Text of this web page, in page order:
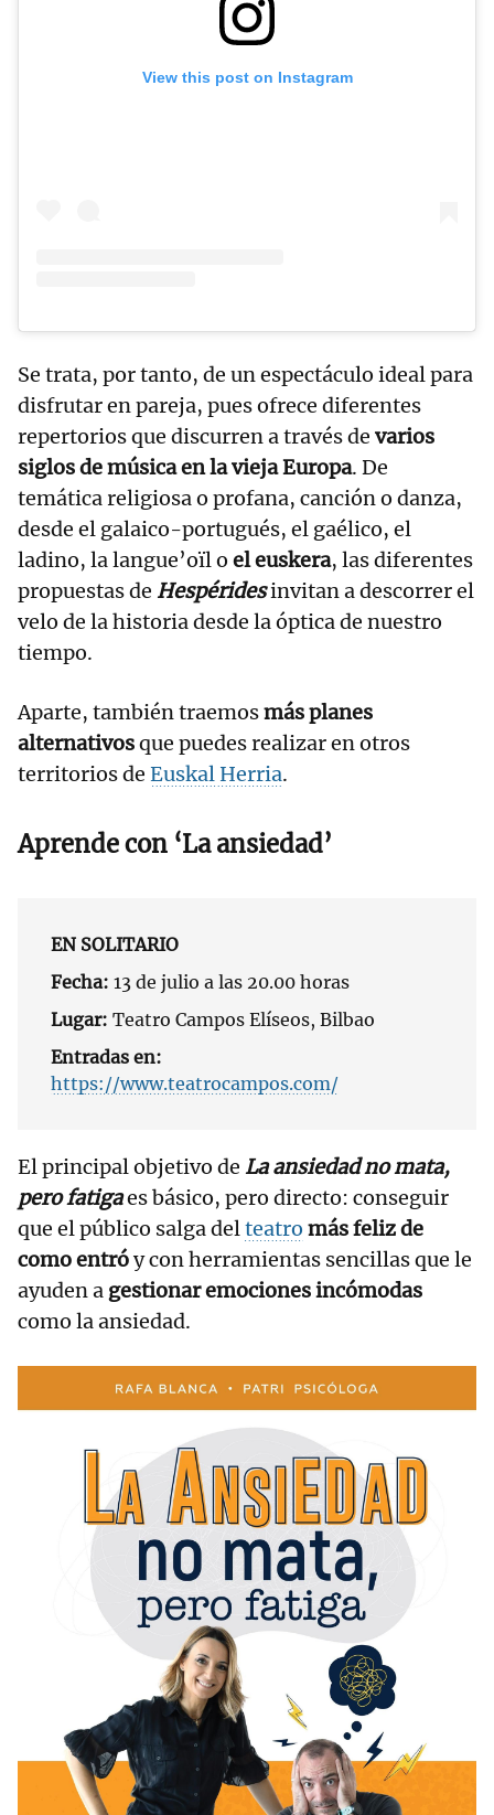
View this post on Instagram
Se trata, por tanto, de un espectáculo ideal para
disfrutar en pareja, pues ofrece diferentes
repertorios que discurren a través de varios
siglos de música en la vieja Europa. De
temática religiosa o profana, canción o danza,
desde el galaico-portugués, el gaélico, el
ladino, la langue’oïl o el euskera, las diferentes
propuestas de Hespéridesinvitan a descorrer el
velo de la historia desde la óptica de nuestro
tiempo.
Aparte, también traemosmás planes
alternativosque puedes realizar en otros
territorios de Euskal Herria.
Aprende con ‘La ansiedad’
EN SOLITARIO
Fecha: 13 de julio a las 20.00 horas
Lugar: Teatro Campos Elíseos, Bilbao
Entradas en:
https://www.teatrocampos.com/
El principal objetivo de La ansiedad no mata,
pero fatigaes básico, pero directo: conseguir
que el público salga delteatro más feliz de
como entróy con herramientas sencillas que le
ayuden a gestionar emociones incómodas
como la ansiedad.